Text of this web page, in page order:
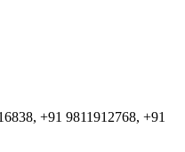
+91 9811912768, +91